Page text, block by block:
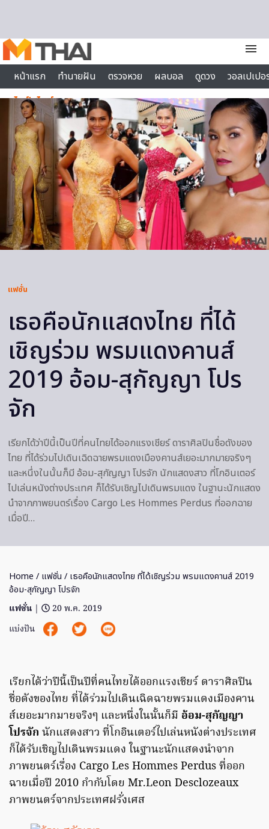
menu
หน้าแรก
ทำนายฝัน ตรวจหวย ผลบอล ดูดวง
วอลเปเป
ไลฟ์สไตล์
แฟชั่น
เธอคือนักแสดงไทย ที่ได้
เชิญร่วม พรมแดงคานส์
2019 อ้อม-สุกัญญา โปร
จัก
เรียกได้ว่าปีนี้เป็นปีที่คนไทยได้ออกแรงเชียร์ ดาราศิลปินชื่อดังของ
ไทย ที่ได้ร่วมไปเดินเฉิดฉายพรมแดงเมืองคานส์เยอะมากมายจริงๆ
และหนึ่งในนั้นก็มี อ้อม-สุกัญญา โปรจัก นักแสดงสาว ที่โกอินเตอร์
ไปเล่นหนังต่างประเทศ ก็ได้รับเชิญไปเดินพรมแดง ในฐานะนักแสดง
นำจากภาพยนตร์เรื่อง Cargo Les Hommes Perdus ที่ออกฉาย
เมื่อปี…
Home / แฟชั่น / เธอคือนักแสดงไทย ที่ได้เชิญร่วม พรมแดงคานส์ 2019
อ้อม-สุกัญญา โปรจัก
แฟชั่น |
20 พ.ค. 2019
แบ่งปัน
เรียกได้ว่าปีนี้เป็นปีที่คนไทยได้ออกแรงเชียร์ ดาราศิลปิน
ชื่อดังของไทย ที่ได้ร่วมไปเดินเฉิดฉายพรมแดงเมืองคาน
ส์เยอะมากมายจริงๆ และหนึ่งในนั้นก็มี อ้อม-สุกัญญา
โปรจัก นักแสดงสาว ที่โกอินเตอร์ไปเล่นหนังต่างประเทศ
ก็ได้รับเชิญไปเดินพรมแดง ในฐานะนักแสดงนำจาก
ภาพยนตร์เรื่อง Cargo Les Hommes Perdus ที่ออก
ฉายเมื่อปี 2010 กำกับโดย Mr.Leon Desclozeaux
ภาพยนตร์จากประเทศฝรั่งเศส